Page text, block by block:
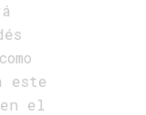
este
el